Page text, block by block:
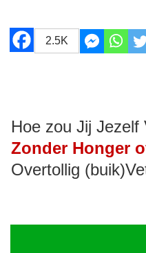
2.5K
Hoe zou Jij Jezelf
Zonder Honger
Overtollig